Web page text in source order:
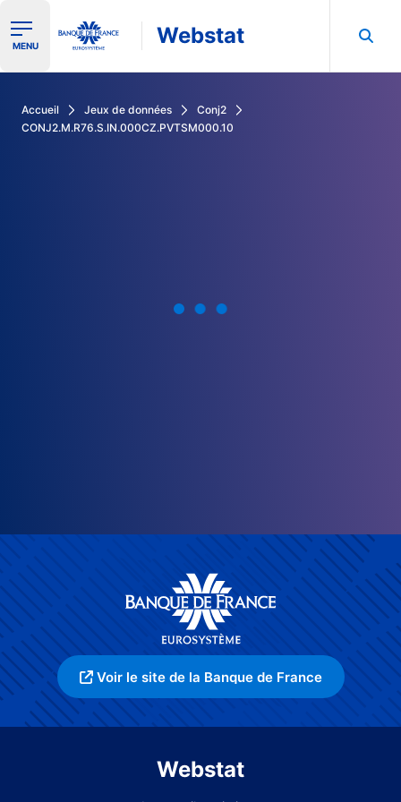
Ouvrir le menu de navigation
MENU Webstat
Accueil Jeux de données
Conj2
CONJ2.M.R76.S.IN.000CZ.PVTSM000.10
Voir le site de la Banque de France
Webstat